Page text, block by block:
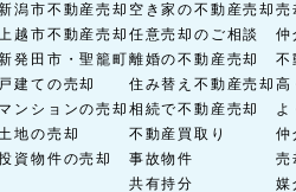
潟市不動産売却
越市不動産売却
発田市・聖籠町
建ての売却
ンションの売却
地の売却
資物件の売却
空き家の不動産売却
任意売却のご相談
離婚の不動産売却
住み替え不動産売却
相続で不動産売却
不動産買取り
事故物件
共有持分
売
仲
不
高
よ
仲
売
媒